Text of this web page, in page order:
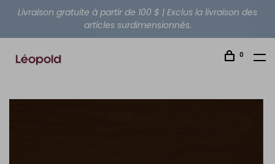
Livraison gratuite à partir de 100 $ | Exclus la livraison des
articles surdimensionnés.
0